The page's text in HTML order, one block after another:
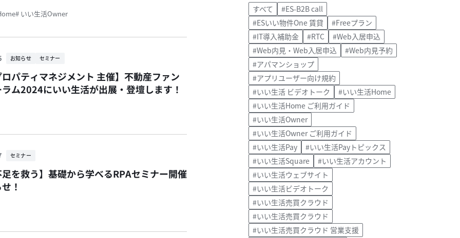
# いい生活Owner
お知らせ セミナー
パティマネジメント 主催】不動産ファン
ム2024にいい生活が出展・登壇します！
セミナー
を救う】基礎から学べるRPAセミナー開催
！
すべて
#ES-B2B call
#ESいい物件One 賃貸
#Freeプラン
#IT導入補助金
#RTC
#Web入居申込
#Web内見・Web入居申込
#Web内見予約
#アパマンショップ
#アプリユーザー向け規約
#いい生活 ビデオトーク
#いい生活Home
#いい生活Home ご利用ガイド
#いい生活Owner
#いい生活Owner ご利用ガイド
#いい生活Pay
#いい生活Payトピックス
#いい生活Square
#いい生活アカウント
#いい生活ウェブサイト
#いい生活ビデオトーク
#いい生活売買クラウド
#いい生活売買クラウド
#いい生活売買クラウド 営業支援